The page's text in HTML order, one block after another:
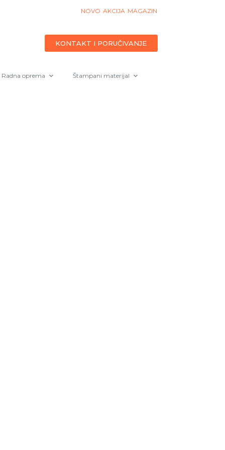
NOVO AKCIJA MAGAZIN
KONTAKT I PORUČIVANJE
Radna oprema Štampani materijal